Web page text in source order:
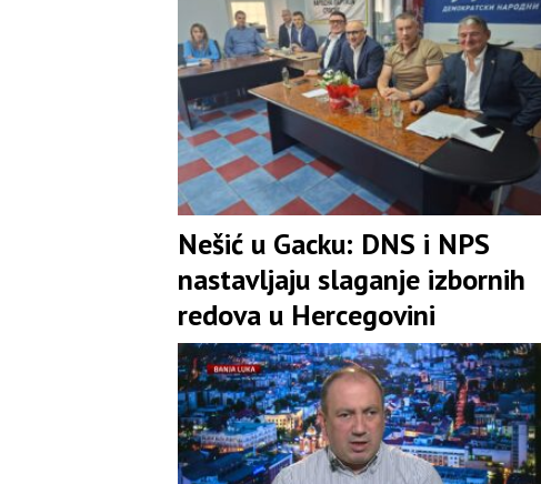
Nešić u Gacku: DNS i NPS
nastavljaju slaganje izbornih
redova u Hercegovini